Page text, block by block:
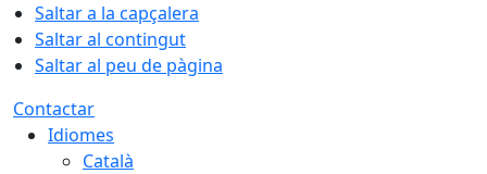
Saltar a la capçalera
Saltar al contingut
Saltar al peu de pàgina
Contactar
Idiomes
Català